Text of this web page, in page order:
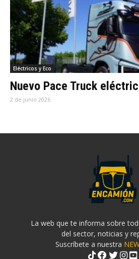
Eléctricos y Eco
Nuevo Pace Truck
2 de junio 2026
La web que te informa sobre
del sector, noticias y
Suscríbete a nuestra